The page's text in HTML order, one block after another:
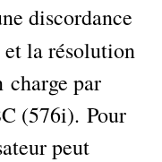
discordance
la résolution
charge par
(576i). Pour
peut